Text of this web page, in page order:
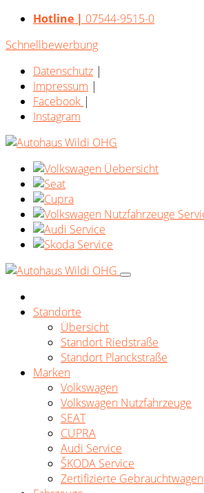
Hotline | 07544-9515-0
Schnellbewerbung
Datenschutz |
Impressum |
Facebook |
Instagram
Standorte
Übersicht
Standort Riedstraße
Standort Planckstraße
Marken
Volkswagen
Volkswagen Nutzfahrzeuge
SEAT
CUPRA
Audi Service
ŠKODA Service
Zertifizierte Gebrauchtwagen